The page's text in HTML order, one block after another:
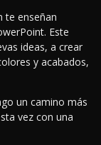
te enseñan
Este
ideas, a crear
y acabados,
un camino más
vez con una